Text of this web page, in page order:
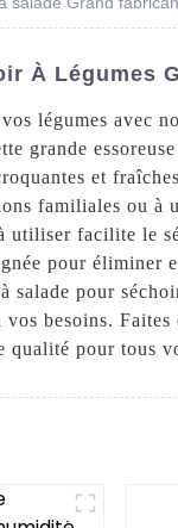
À Légumes
légumes avec
grande
et
familiales ou à
facilite le
pour éliminer
salade pour
vos besoins.
qualité pour tous